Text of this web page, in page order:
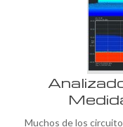
Muchos de los